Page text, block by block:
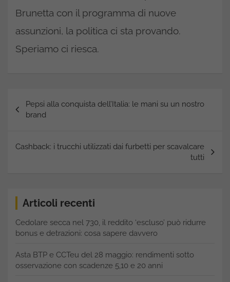
Brunetta con il programma di nuove
assunzioni, la politica ci sta provando.
Speriamo ci riesca.
Navigazione
articoli
Pepsi alla conquista dell’Italia: le mani su un nostro
brand
Cashback: i trucchi utilizzati dai furbetti per scavalcare
tutti
Articoli recenti
Cedolare secca nel 730, il reddito ‘escluso’ può ridurre
bonus e detrazioni: cosa sapere davvero
Asta BTP e CCTeu del 28 maggio: rendimenti sotto
osservazione con scadenze 5,10 e 20 anni